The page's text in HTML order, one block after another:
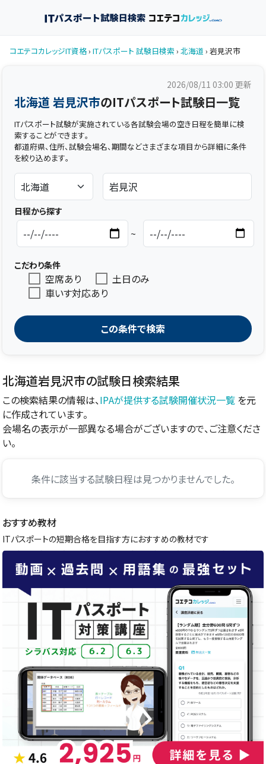
コエテコカレッジIT資格› ITパスポート 試験日検索 › 北海道 › 岩見沢市
2026/08/11 03:00 更新
北海道 岩見沢市のITパスポート試験日一覧
ITパスポート試験が実施されている各試験会場の空き日程を簡単に検
索することができます。
都道府県、住所、試験会場名、期間などさまざまな項目から詳細に条件
を絞り込めます。
日程から探す
~
こだわり条件
空席あり
土日のみ
車いす対応あり
この条件で検索
北海道岩見沢市の試験日検索結果
この検索結果の情報は、IPAが提供する試験開催状況一覧を元
に作成されています。
会場名の表示が一部異なる場合がございますので、ご注意くださ
い。
条件に該当する試験日程は見つかりませんでした。
おすすめ教材
ITパスポートの短期合格を目指す方におすすめの教材です